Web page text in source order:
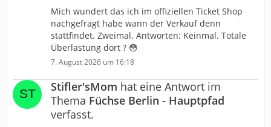
Mich wundert das ich im offiziellen Ticket Shop
nachgefragt habe wann der Verkauf denn
stattfindet. Zweimal. Antworten: Keinmal. Totale
Überlastung dort ? 😳
7. August 2026 um 16:18
Stifler'sMom hat eine Antwort im
Thema Füchse Berlin - Hauptpfad
verfasst.